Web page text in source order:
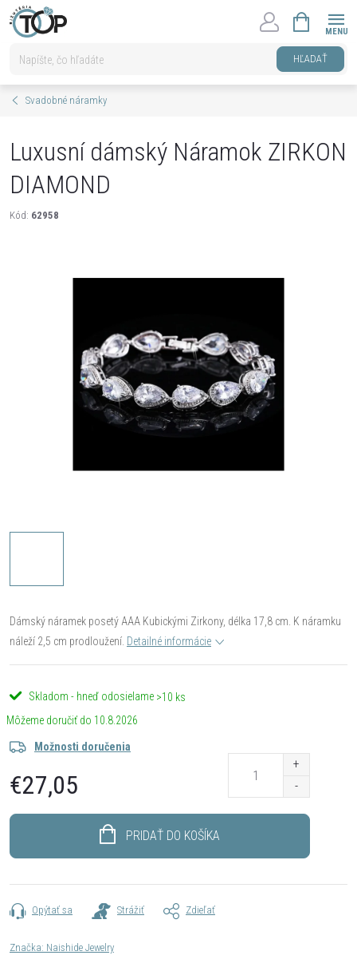
Prejsť
na
HĽADAŤ
KOŠÍK
Svadobné náramky
Luxusní dámský Náramok ZIRKON
DIAMOND
Kód: 62958
Dámský náramek posetý AAA Kubickými Zirkony, délka 17,8 cm. K náramku
náleží 2,5 cm prodloužení. Detailné informácie
Skladom - hneď odosielame >10 ks
10.8.2026
Možnosti doručenia
€27,05
PRIDAŤ DO KOŠÍKA
Opýtať sa Strážiť Zdieľať
Značka: Naishide Jewelry